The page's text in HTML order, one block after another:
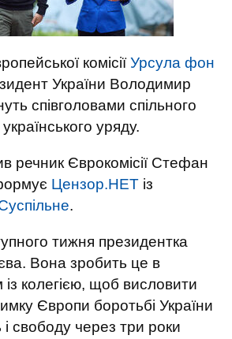
комісії Урсула фон
України Володимир
співголовами спільного
уряду.
речник Єврокомісії Стефан
Цензор.НЕТ із
.
тижня президентка
Вона зробить це в
із колегією, щоб висловити
Європи боротьбі України
свободу через три роки